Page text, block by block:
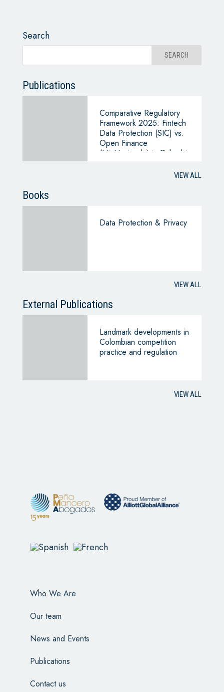
Search
Publications
Comparative Regulatory
Framework 2025: Fintech
Data Protection (SIC) vs.
Open Finance
(MinHacienda) in Colombia
VIEW ALL
Books
Data Protection & Privacy
VIEW ALL
External Publications
Landmark developments in
Colombian competition
practice and regulation
VIEW ALL
Who We Are
Our team
News and Events
Publications
Contact us